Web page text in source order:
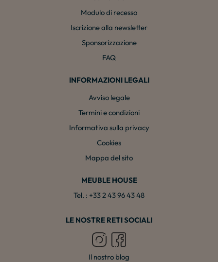
Modulo di recesso
Iscrizione alla newsletter
Sponsorizzazione
FAQ
INFORMAZIONI LEGALI
Avviso legale
Termini e condizioni
Informativa sulla privacy
Cookies
Mappa del sito
MEUBLE HOUSE
Tel. : +33 2 43 96 43 48
LE NOSTRE RETI SOCIALI
Il nostro blog